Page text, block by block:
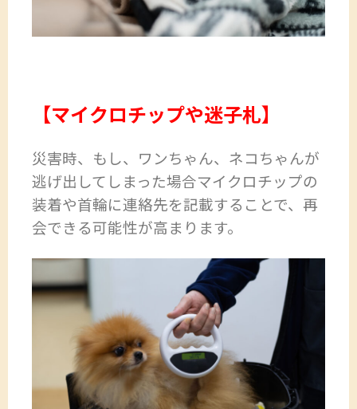
【マイクロチップや迷子札】
災害時、もし、ワンちゃん、ネコちゃんが
逃げ出してしまった場合マイクロチップの
装着や首輪に連絡先を記載することで、再
会できる可能性が高まります。